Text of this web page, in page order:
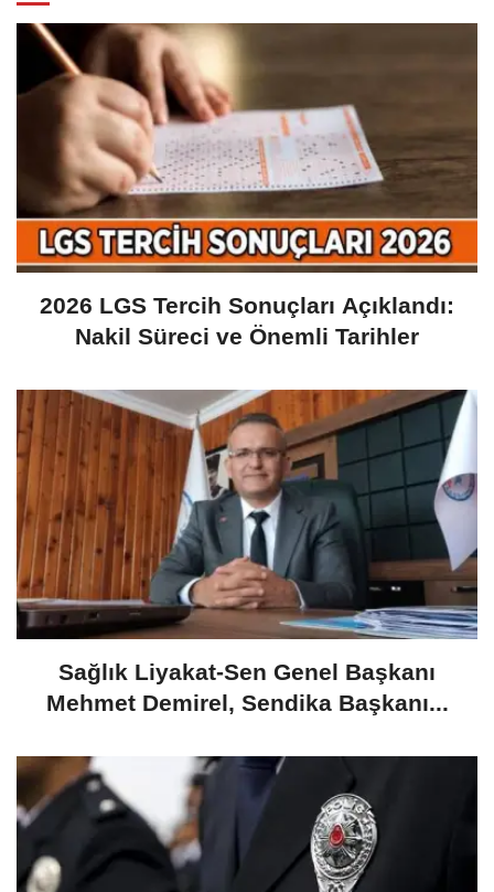
2026 LGS Tercih Sonuçları Açıklandı:
Nakil Süreci ve Önemli Tarihler
​Sağlık Liyakat-Sen Genel Başkanı
Mehmet Demirel, Sendika Başkanı...